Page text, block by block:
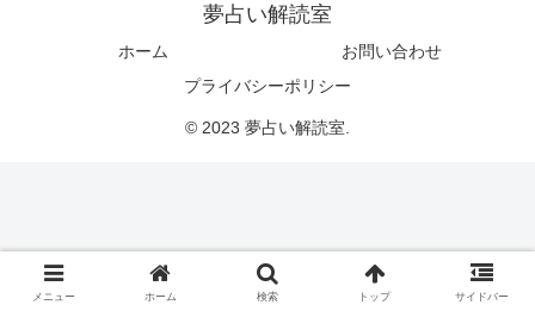
夢占い解読室
ホーム
お問い合わせ
プライバシーポリシー
© 2023 夢占い解読室.
メニュー ホーム 検索 トップ サイドバー